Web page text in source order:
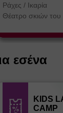
Ράχες / Ικαρία
Θέατρο σκιών
εσένα
KIDS
CAMP